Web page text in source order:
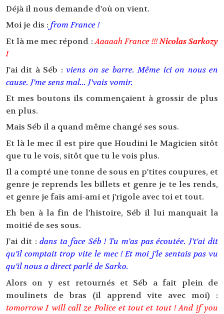
Déjà il nous demande d'où on vient.
Moi je dis : from France !
Et là me mec répond :Aaaaah France !!!Nicolas Sarkozy
!
J'ai dit à Séb :viens on se barre. Même ici on nous en
cause. J'me sens mal... J'vais vomir.
Et mes boutons ils commençaient à grossir de plus
en plus.
Mais Séb il a quand même changé ses sous.
Et là le mec il est pire que Houdini le Magicien sitôt
que tu le vois, sitôt que tu le vois plus.
Il a compté une tonne de sous en p'tites coupures, et
genre je reprends les billets et genre je te les rends,
et genre je fais ami-ami et j'rigole avec toi et tout.
Eh ben à la fin de l'histoire, Séb il lui manquait la
moitié de ses sous.
J'ai dit :dans ta face Séb ! Tu m'as pas écoutée. J't'ai dit
qu'il comptait trop vite le mec ! Et moi j'le sentais pas vu
qu'il nous a direct parlé de Sarko.
Alors on y est retournés et Séb a fait plein de
moulinets de bras (il apprend vite avec moi) :
tomorrow I will call ze Police et tout et tout ! And if you